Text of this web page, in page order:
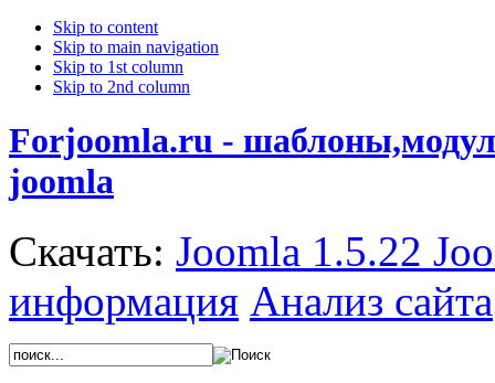
Skip to content
Skip to main navigation
Skip to 1st column
Skip to 2nd column
Forjoomla.ru -
joomla
Скачать: Joomla 1.5.22
информация Анализ сайта